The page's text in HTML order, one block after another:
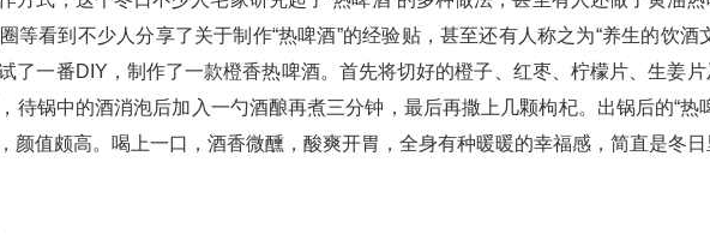
等看到不少人分享了关于制作“热啤酒”的经验贴，甚至还有人称之为“养生的饮酒
了一番DIY，制作了一款橙香热啤酒。首先将切好的橙子、红枣、柠檬片、生姜片
待锅中的酒消泡后加入一勺酒酿再煮三分钟，最后再撒上几颗枸杞。出锅后的“热
颜值颇高。喝上一口，酒香微醺，酸爽开胃，全身有种暖暖的幸福感，简直是冬